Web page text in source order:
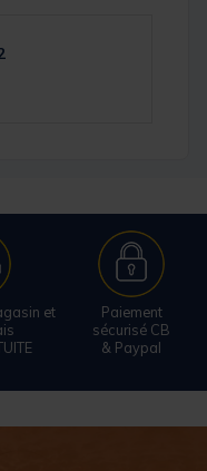
et
Paiement
sécurisé CB
& Paypal